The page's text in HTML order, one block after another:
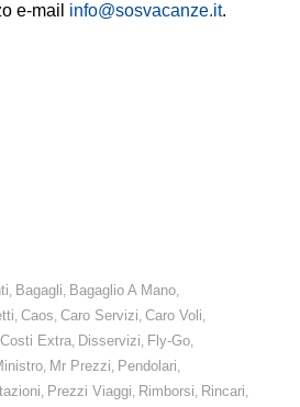
e-mail info@sosvacanze.it.
, Bagagli, Bagaglio A Mano,
, Caos, Caro Servizi, Caro Voli,
Costi Extra, Disservizi, Fly-Go,
, Mr Prezzi, Pendolari,
, Prezzi Viaggi, Rimborsi, Rincari,